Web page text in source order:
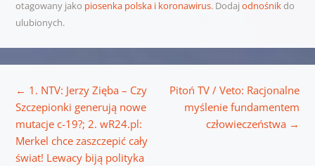
otagowany jako piosenka polska i koronawirus. Dodaj odnośnikdo
ulubionych.
← 1. NTV: Jerzy Zięba – Czy
Szczepionki generują nowe
mutacje c-19?; 2. wR24.pl:
Merkel chce zaszczepić cały
świat! Lewacy biją polityka
Pitoń TV / Veto: Racjonalne
myślenie fundamentem
człowieczeństwa →